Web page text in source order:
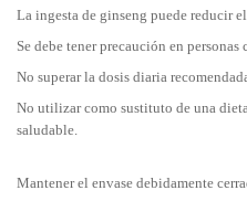
La ingesta de ginseng puede reducir
Se debe tener precaución en personas
No superar la dosis diaria
No utilizar como sustituto de una
saludable.
Mantener el envase debidamente